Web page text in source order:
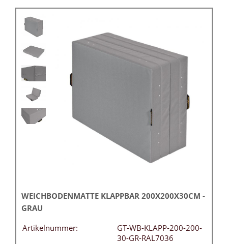
WEICHBODENMATTE KLAPPBAR 200X200X30CM -
GRAU
Artikelnummer:
GT-WB-KLAPP-200-200-
30-GR-RAL7036